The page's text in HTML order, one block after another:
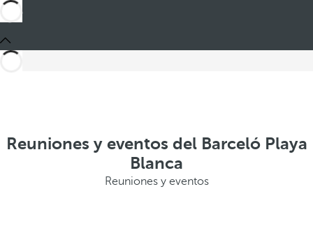
Reuniones y eventos del Barceló Playa
Blanca
Reuniones y eventos